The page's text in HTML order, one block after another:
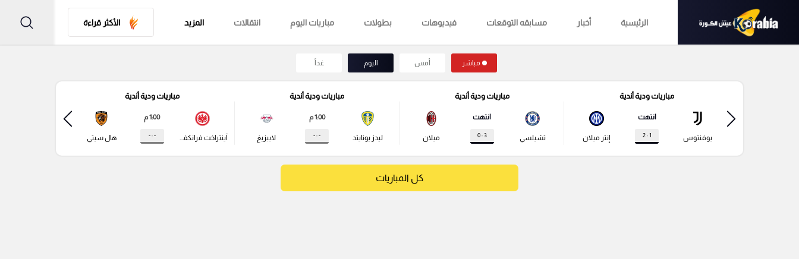
الرئيسية أخبار مسابقه التوقعات فيديوهات بطولات مباريات اليوم انتقالات المزيد الأكثر قراءة
مباشر أمس اليوم غداً
مباريات ودية أندية
يوفنتوس
انتهت
1 : 2 إنتر ميلان
مباريات ودية أندية
تشيلسي
انتهت
3 : 0 ميلان
مباريات ودية أندية
ليدز يونايتد
1:00 م
- : - لايبزيغ
مباريات ودية أندية
آينتراخت فرانكفورت
1:00 م
- : - هال سيتي
كل المباريات